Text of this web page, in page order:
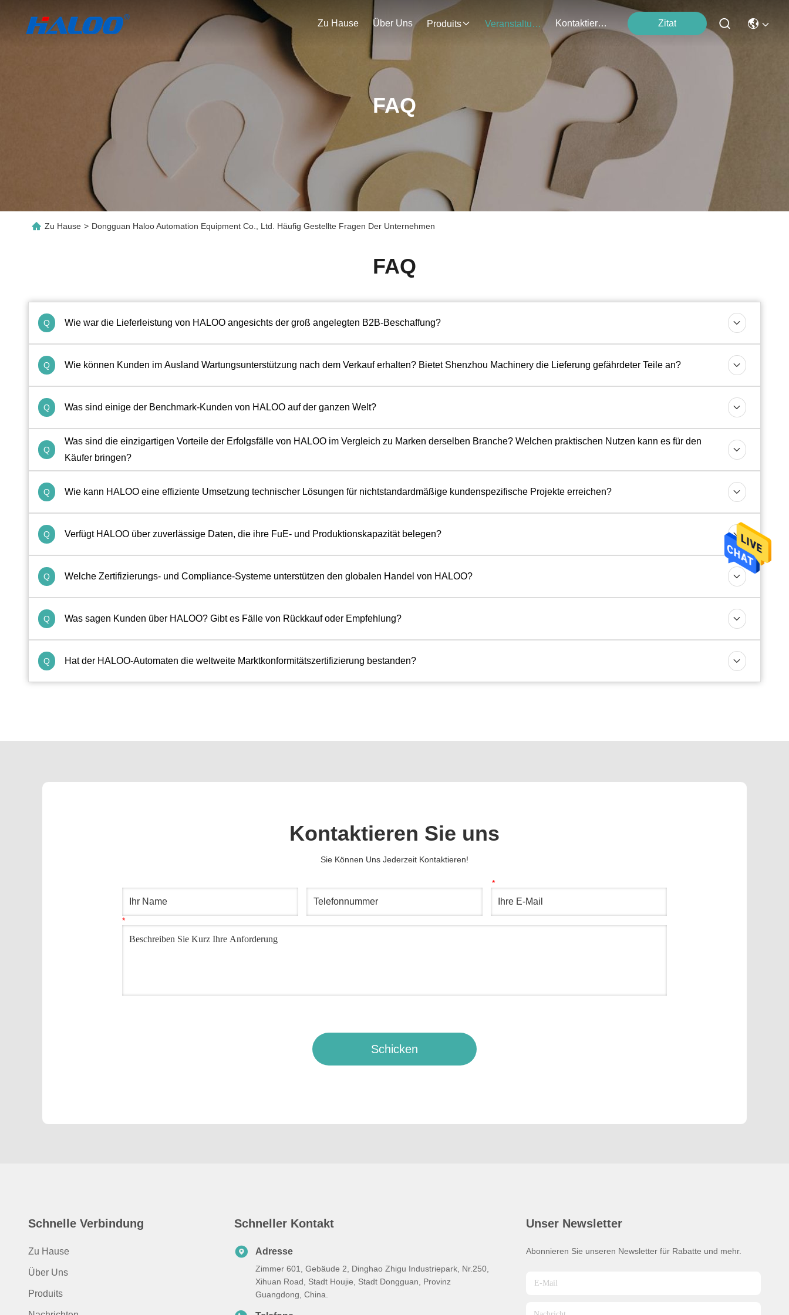
Zu Hause Über Uns Produits Veranstaltungen Kontaktieren Sie Uns Zitat
FAQ
Zu Hause > Dongguan Haloo Automation Equipment Co., Ltd. Häufig Gestellte Fragen Der Unternehmen
FAQ
Q Wie war die Lieferleistung von HALOO angesichts der groß angelegten B2B-Beschaffung?
Q Wie können Kunden im Ausland Wartungsunterstützung nach dem Verkauf erhalten? Bietet Shenzhou Machinery die Lieferung gefährdeter Teile an?
Q Was sind einige der Benchmark-Kunden von HALOO auf der ganzen Welt?
Q
Was sind die einzigartigen Vorteile der Erfolgsfälle von HALOO im Vergleich zu Marken derselben Branche? Welchen praktischen Nutzen kann es für den
Käufer bringen?
Q Wie kann HALOO eine effiziente Umsetzung technischer Lösungen für nichtstandardmäßige kundenspezifische Projekte erreichen?
Q Verfügt HALOO über zuverlässige Daten, die ihre FuE- und Produktionskapazität belegen?
Q Welche Zertifizierungs- und Compliance-Systeme unterstützen den globalen Handel von HALOO?
Q Was sagen Kunden über HALOO? Gibt es Fälle von Rückkauf oder Empfehlung?
Q Hat der HALOO-Automaten die weltweite Marktkonformitätszertifizierung bestanden?
Kontaktieren Sie uns
Sie Können Uns Jederzeit Kontaktieren!
Schicken
Schnelle Verbindung
Zu Hause
Über Uns
Produits
Schneller Kontakt
Adresse
Zimmer 601, Gebäude 2, Dinghao Zhigu Industriepark, Nr.250,
Xihuan Road, Stadt Houjie, Stadt Dongguan, Provinz
Guangdong, China.
Unser Newsletter
Abonnieren Sie unseren Newsletter für Rabatte und mehr.